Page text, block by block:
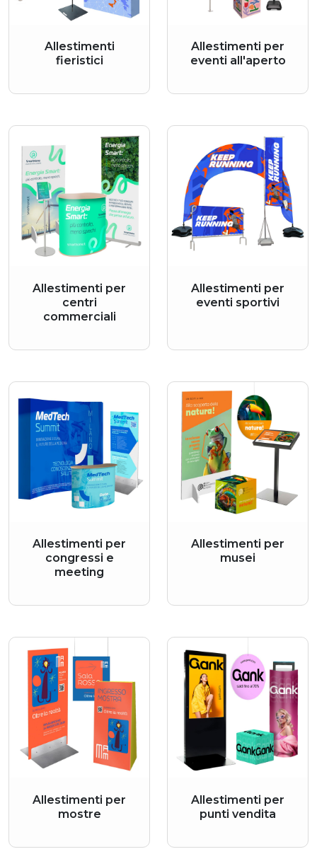
Allestimenti
fieristici
Allestimenti per
eventi all'aperto
Allestimenti per
centri
commerciali
Allestimenti per
eventi sportivi
Allestimenti per
congressi e
meeting
Allestimenti per
musei
Allestimenti per
mostre
Allestimenti per
punti vendita